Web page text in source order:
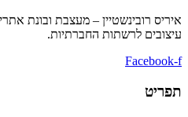
איריס רובינשטיין – מעצבת ובונת
עיצובים לרשתות החברתיות.
Facebook-f
תפריט